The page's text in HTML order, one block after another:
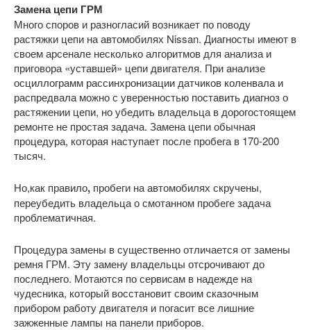
Замена цепи ГРМ
Много споров и разногласий возникает по поводу
растяжки цепи на автомобилях Nissan. Диагносты имеют в
своем арсенале несколько алгоритмов для анализа и
приговора «уставшей» цепи двигателя. При анализе
осциллограмм рассинхронизации датчиков коленвала и
распредвала можно с уверенностью поставить диагноз о
растяжении цепи, но убедить владельца в дорогостоящем
ремонте не простая задача. Замена цепи обычная
процедура, которая наступает после пробега в 170-200
тысяч.
Но,как правило, пробеги на автомобилях скручены,
переубедить владельца о смотанном пробеге задача
проблематичная.
Процедура замены в существенно отличается от замены
ремня ГРМ. Эту замену владельцы отсрочивают до
последнего. Мотаются по сервисам в надежде на
чудесника, который восстановит своим сказочным
прибором работу двигателя и погасит все лишние
зажженные лампы на панели приборов.